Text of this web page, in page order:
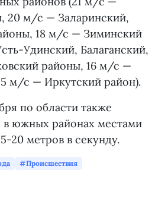
20 м/с — Заларинский,
18 м/с — Зиминский
Удинский, Балаганский,
районы, 16 м/с —
м/с — Иркутский район).
по области также
южных районах местами
20 метров в секунду.
Происшествия